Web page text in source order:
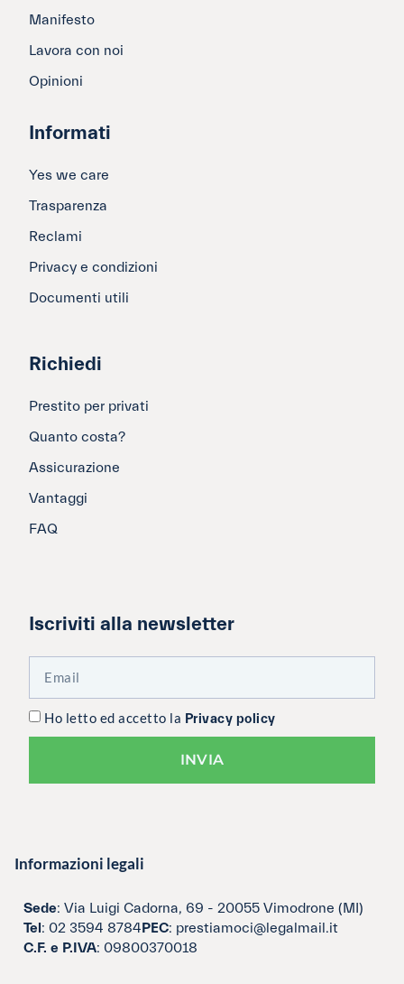
Manifesto
Lavora con noi
Opinioni
Informati
Yes we care
Trasparenza
Reclami
Privacy e condizioni
Documenti utili
Richiedi
Prestito per privati
Quanto costa?
Assicurazione
Vantaggi
FAQ
Iscriviti alla newsletter
Ho letto ed accetto la Privacy policy
INVIA
Informazioni legali
Sede: Via Luigi Cadorna, 69 - 20055 Vimodrone (MI)
Tel: 02 3594 8784PEC: prestiamoci@legalmail.it
C.F. e P.IVA: 09800370018